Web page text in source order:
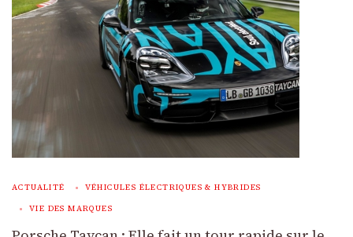
ACTUALITÉ VÉHICULES ÉLECTRIQUES & HYBRIDES
VIE DES MARQUES